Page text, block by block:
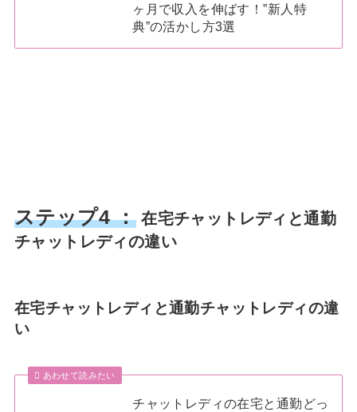
ヶ月で収入を伸ばす！”新人特
典”の活かし方3選
ステップ4 ：在宅チャットレディと通勤
チャットレディの違い
在宅チャットレディと通勤チャットレディの違
い
あわせて読みたい
チャットレディの在宅と通勤どっ